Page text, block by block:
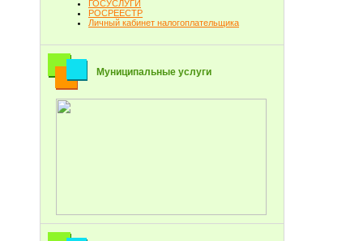
ГОСУСЛУГИ
РОСРЕЕСТР
Личный кабинет налогоплательщика
Муниципальные услуги